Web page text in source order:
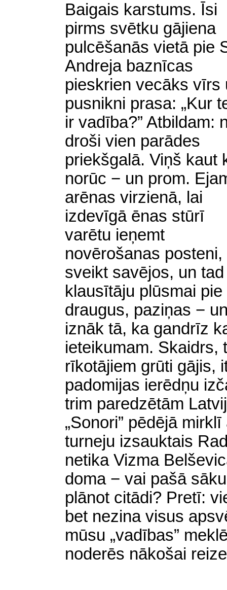
Baigais karstums. Īsi
pirms svētku gājiena
pulcēšanās vietā pie
Andreja baznīcas
pieskrien vecāks vīrs
pusnikni prasa: „Kur
ir vadība?” Atbildam:
droši vien parādes
priekšgalā. Viņš kaut
norūc − un prom.
arēnas virzienā, lai
izdevīgā ēnas stūrī
varētu ieņemt
novērošanas posteni,
sveikt savējos, un
klausītāju plūsmai
draugus, paziņas −
iznāk tā, ka gandrīz
ieteikumam. Skaidrs,
rīkotājiem grūti gājis,
padomijas ierēdņu
trim paredzētām
„Sonori” pēdējā
turneju izsauktais
netika Vizma
doma − vai pašā
plānot citādi? Pretī:
bet nezina visus
mūsu „vadības”
noderēs nākošai